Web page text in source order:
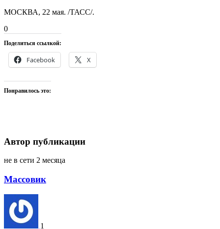
МОСКВА, 22 мая. /ТАСС/.
0
Поделиться ссылкой:
Facebook X
Понравилось это:
Автор публикации
не в сети 2 месяца
Массовик
1